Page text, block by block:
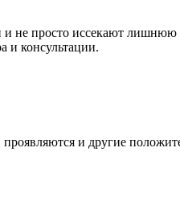
и не просто иссекают лишнюю
и консультации.
и другие